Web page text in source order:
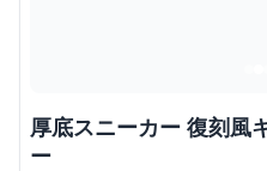
厚底スニーカー 復刻風
ー